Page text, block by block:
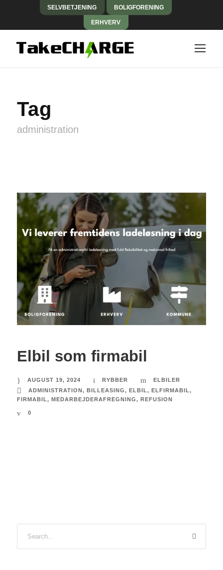
SELVBETJENING BOLIGFORENING
ERHVERV
Tag
administration
Elbil som firmabil
AUGUST 19, 2024 RYBBER
ELBILER
ADMINISTRATION, BILLEASING, ELBIL, ELFIRMABIL,
FIRMABIL, MEDARBEJDERAFREGNING, REFUSION
0